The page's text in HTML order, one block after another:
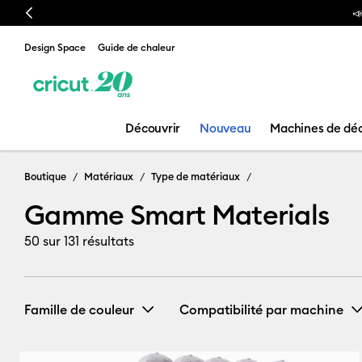
Previous
Design Space Guide de chaleur
Découvrir Nouveau Machines de
Gamme Smart
Boutique Matériaux Type de matériaux
Gamme Smart Materials
50 sur 131 résultats
Famille de couleur Compatibilité par machine
Cricut EasyPress 2 & 3